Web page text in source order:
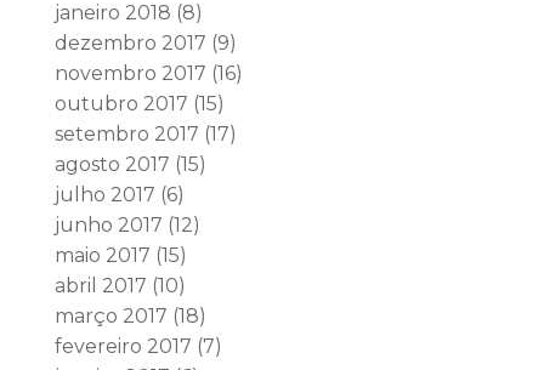
janeiro 2018 (8)
dezembro 2017 (9)
novembro 2017 (16)
outubro 2017 (15)
setembro 2017 (17)
agosto 2017 (15)
julho 2017 (6)
junho 2017 (12)
maio 2017 (15)
abril 2017 (10)
março 2017 (18)
fevereiro 2017 (7)